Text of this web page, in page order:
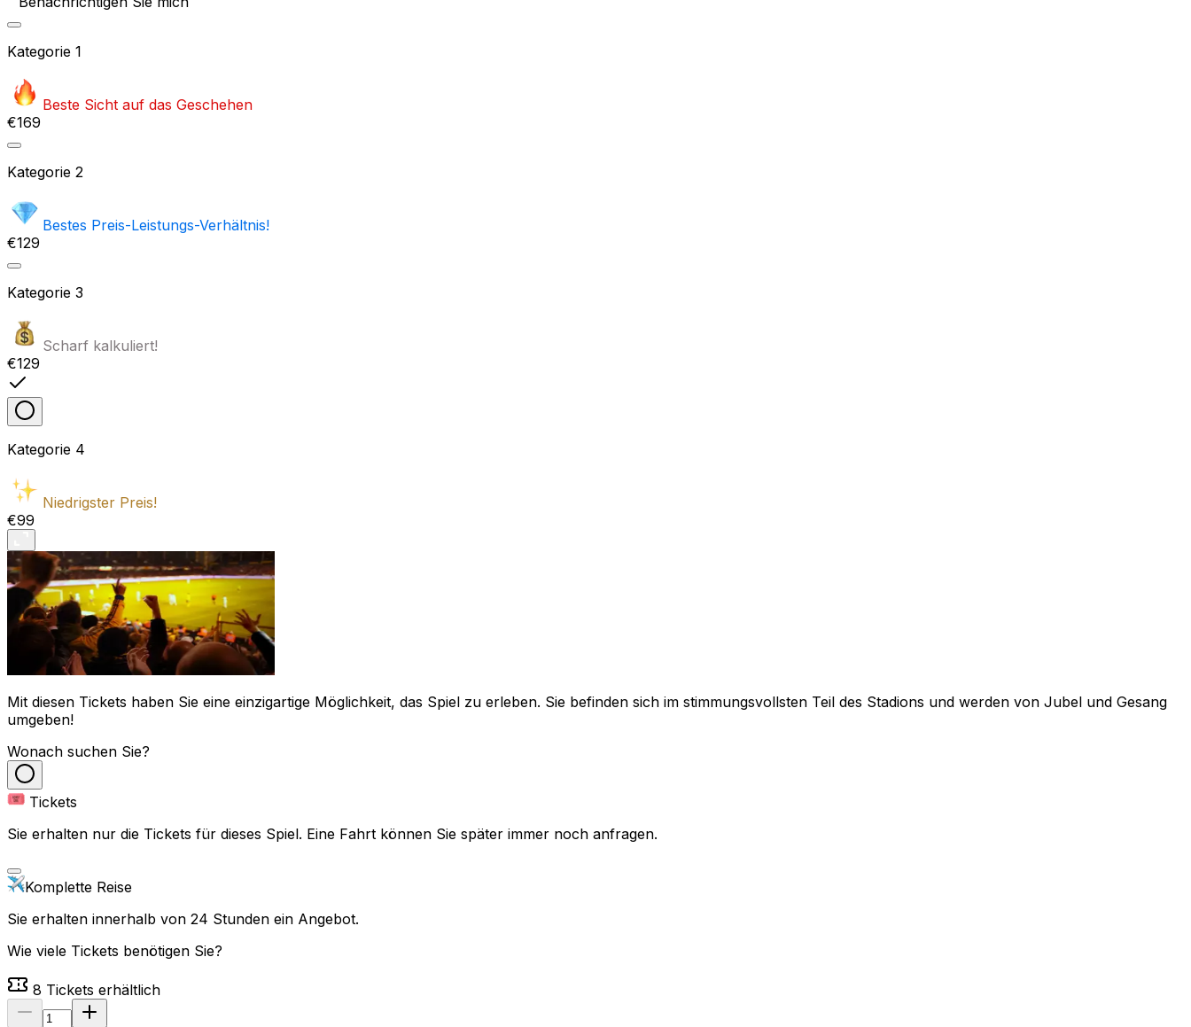
Kategorie 1
Beste Sicht auf das Geschehen
€169
Kategorie 2
Bestes Preis-Leistungs-Verhältnis!
€129
Kategorie 3
Scharf kalkuliert!
€129
Kategorie 4
Niedrigster Preis!
€99
Mit diesen Tickets haben Sie eine einzigartige Möglichkeit, das Spiel zu erleben. Sie befinden sich im stimmungsvollsten Teil des Stadions und werden von Jubel und Gesang
umgeben!
Wonach suchen Sie?
Tickets
Sie erhalten nur die Tickets für dieses Spiel. Eine Fahrt können Sie später immer noch anfragen.
Komplette Reise
Sie erhalten innerhalb von 24 Stunden ein Angebot.
Wie viele Tickets benötigen Sie?
8 Tickets erhältlich